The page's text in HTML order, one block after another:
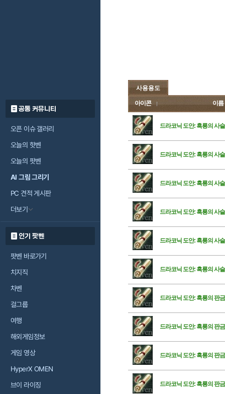
공통 커뮤니티
오픈 이슈 갤러리
오늘의 핫벤
오늘의 팟벤
AI 그림 그리기
PC 견적 게시판
더보기
인기 팟벤
팟벤 바로가기
치지직
차벤
걸그룹
여행
해외게임정보
게임 영상
HyperX OMEN
브이 라이징
사용용도
아이콘 이름
드라코닉 도안: 흑룡의 사
드라코닉 도안: 흑룡의 사
드라코닉 도안: 흑룡의 사
드라코닉 도안: 흑룡의 사
드라코닉 도안: 흑룡의 사
드라코닉 도안: 흑룡의 사
드라코닉 도안: 흑룡의 판
드라코닉 도안: 흑룡의 판
드라코닉 도안: 흑룡의 판
드라코닉 도안: 흑룡의 판